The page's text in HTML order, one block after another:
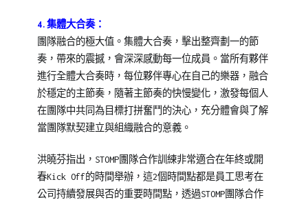
4.集體大合奏：
團隊融合的極大值。集體大合奏，擊出整齊劃一的節
奏，帶來的震撼，會深深感動每一位成員。當所有夥伴
進行全體大合奏時，每位夥伴專心在自己的樂器，融合
於穩定的主節奏，隨著主節奏的快慢變化，激發每個人
在團隊中共同為目標打拼奮鬥的決心，充分體會與了解
當團隊默契建立與組織融合的意義。
洪曉芬指出，STOMP團隊合作訓練非常適合在年終或開
春Kick Off的時間舉辦，這2個時間點都是員工思考在
公司持續發展與否的重要時間點，透過STOMP團隊合作